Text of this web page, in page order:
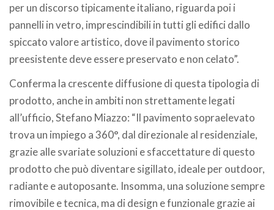
per un discorso tipicamente italiano, riguarda poi i
pannelli in vetro, imprescindibili in tutti gli edifici dallo
spiccato valore artistico, dove il pavimento storico
preesistente deve essere preservato e non celato”.
Conferma la crescente diffusione di questa tipologia di
prodotto, anche in ambiti non strettamente legati
all’ufficio, Stefano Miazzo: “Il pavimento sopraelevato
trova un impiego a 360°, dal direzionale al residenziale,
grazie alle svariate soluzioni e sfaccettature di questo
prodotto che può diventare sigillato, ideale per outdoor,
radiante e autoposante. Insomma, una soluzione sempre
rimovibile e tecnica, ma di design e funzionale grazie ai